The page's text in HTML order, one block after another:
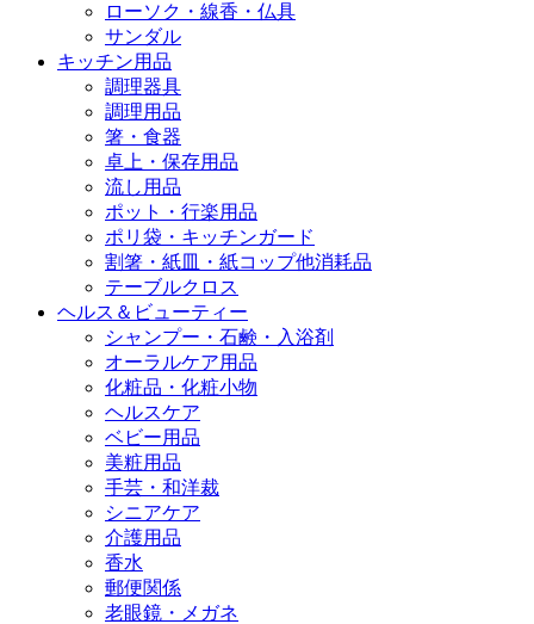
ローソク・線香・仏具
サンダル
キッチン用品
調理器具
調理用品
箸・食器
卓上・保存用品
流し用品
ポット・行楽用品
ポリ袋・キッチンガード
割箸・紙皿・紙コップ他消耗品
テーブルクロス
ヘルス＆ビューティー
シャンプー・石鹸・入浴剤
オーラルケア用品
化粧品・化粧小物
ヘルスケア
ベビー用品
美粧用品
手芸・和洋裁
シニアケア
介護用品
香水
郵便関係
老眼鏡・メガネ